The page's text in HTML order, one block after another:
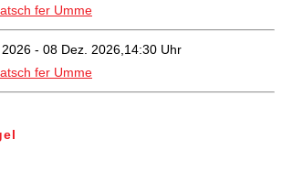
fer Umme
- 08 Dez. 2026,14:30 Uhr
fer Umme